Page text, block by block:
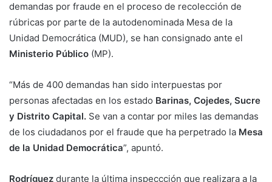
demandas por fraude en el proceso de recolección de
rúbricas por parte de la autodenominada Mesa de la
Unidad Democrática (MUD), se han consignado ante el
Ministerio Público (MP).
“Más de 400 demandas han sido interpuestas por
personas afectadas en los estado Barinas, Cojedes, Sucre
y Distrito Capital. Se van a contar por miles las demandas
de los ciudadanos por el fraude que ha perpetrado la Mesa
de la Unidad Democrática”, apuntó.
Rodríguez durante la última inspeccción que realizara a la